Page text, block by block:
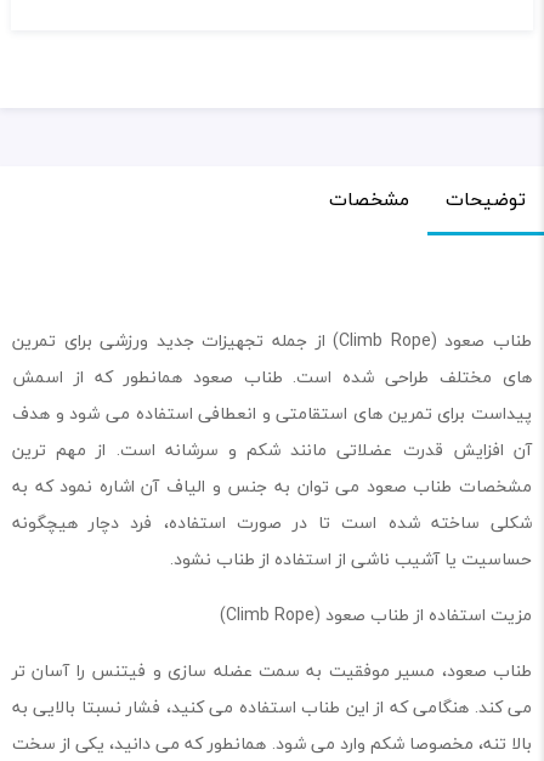
توضیحات مشخصات
طناب صعود (Climb Rope) از جمله تجهیزات جدید ورزشی برای تمرین
های مختلف طراحی شده است. طناب صعود همانطور که از اسمش
پیداست برای تمرین های استقامتی و انعطافی استفاده می شود و هدف
آن افزایش قدرت عضلاتی مانند شکم و سرشانه است. از مهم ترین
مشخصات طناب صعود می توان به جنس و الیاف آن اشاره نمود که به
شکلی ساخته شده است تا در صورت استفاده، فرد دچار هیچگونه
حساسیت یا آشیب ناشی از استفاده از طناب نشود.
مزیت استفاده از طناب صعود (Climb Rope)
طناب صعود، مسیر موفقیت به سمت عضله سازی و فیتنس را آسان تر
می کند. هنگامی که از این طناب استفاده می کنید، فشار نسبتا بالایی به
بالا تنه، مخصوصا شکم وارد می شود. همانطور که می دانید، یکی از سخت